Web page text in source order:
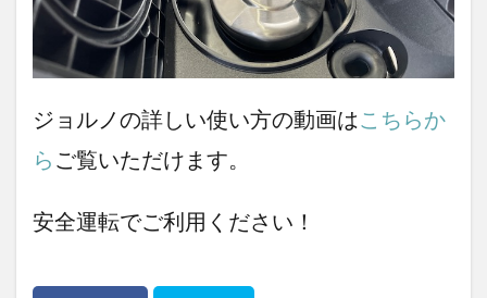
ジョルノの詳しい使い方の動画はこちらか
ら ご覧いただけます。
安全運転でご利用ください！